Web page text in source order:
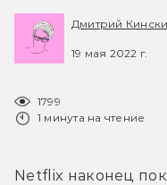
Дмитрий
19 мая 2022 г.
1799
1 минута на чтение
Netflix наконец